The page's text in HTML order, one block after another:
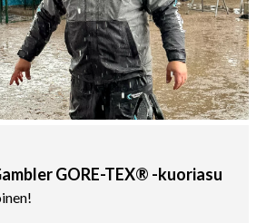
GORE-TEX® -kuoriasu